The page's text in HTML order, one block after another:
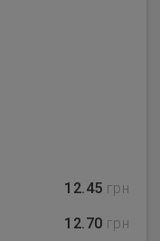
12.45 грн
12.70 грн